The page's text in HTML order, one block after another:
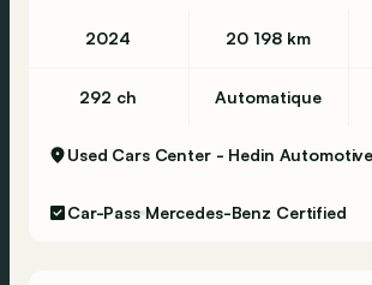
2024 20 198 km
292 ch Automatique
Used Cars Center - Hedin
Car-Pass Mercedes-Benz Certified